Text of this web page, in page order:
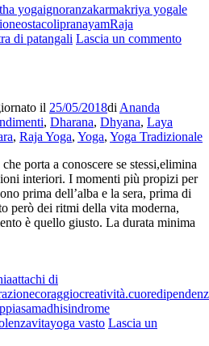
yogaignoranzakarmakriya yogale
ostacolipranayamRaja
di patangali Lascia un commentosu
il 25/05/2018di Ananda
, Dharana, Dhyana, Laya
, Raja Yoga, Yoga, Yoga Tradizionale
porta a conoscere se stessi,elimina
interiori. I momenti più propizi per
prima dell’alba e la sera, prima di
però dei ritmi della vita moderna,
è quello giusto. La durata minima
attachi di
coraggiocreatività.cuore
samadhisindrome
vitayoga vasto Lascia un